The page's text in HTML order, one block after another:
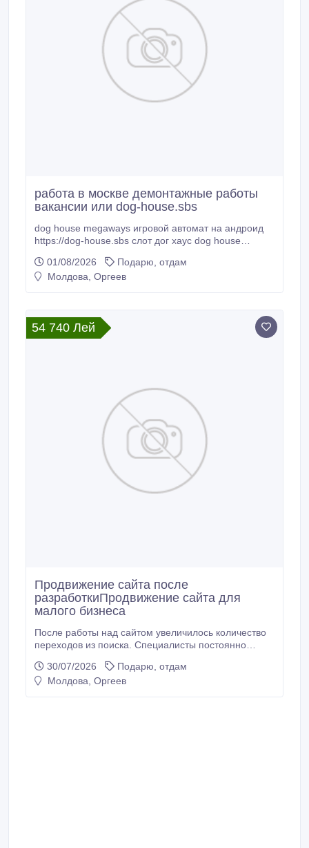
работа в москве демонтажные работы
вакансии или dog-house.sbs
dog house megaways игровой автомат на андроид
https://dog-house.sbs слот дог хаус dog house
house slot догхаусслот онлайн https://dog-house.
01/08/2026
Подарю, отдам
Молдова, Оргеев
54 740 Лей
Продвижение сайта после
разработкиПродвижение сайта для
малого бизнеса
После работы над сайтом увеличилось количество
переходов из поиска. Специалисты постоянно
улучшения. SEO компания.
30/07/2026
Подарю, отдам
Молдова, Оргеев